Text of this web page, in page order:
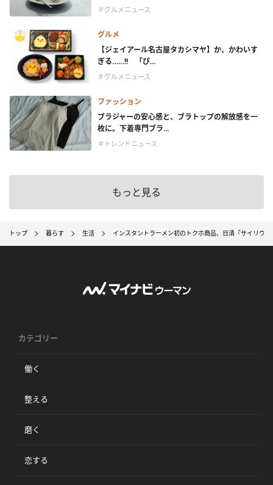
＃グルメニュース
グルメ
【ジェイアール名古屋タカシマヤ】か、かわいす
ぎる……!! 「ぴ...
＃グルメニュース
ファッション
ブラジャーの安心感と、ブラトップの解放感を一
枚に。下着専門ブラ...
＃トレンドニュース
もっと見る
トップ 暮らす 生活 インスタントラーメン初のトクホ商品、日清「サイリウ
カテゴリー
働く
整える
磨く
恋する